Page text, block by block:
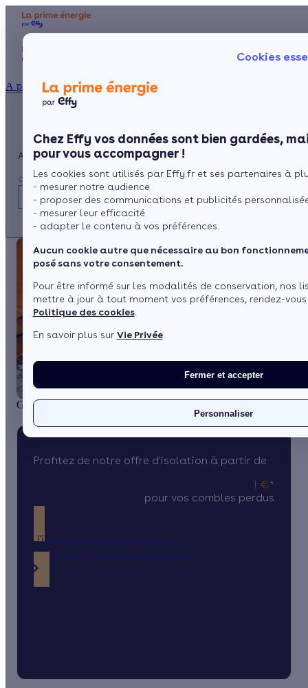
Cookies
Chez Effy vos données sont bien gardées,
pour vous accompagner !
Les cookies sont utilisés par Effy.fr et ses partenaires à
- mesurer notre audience
- proposer des communications et publicités
- mesurer leur efficacité
- adapter le contenu à vos préférences.
Aucun cookie autre que nécessaire au bon
posé sans votre consentement.
Pour être informé sur les modalités de conservation, nos
mettre à jour à tout moment vos préférences, rendez-
Politique des cookies.
En savoir plus sur Vie Privée.
Fermer et accepter
Personnaliser
À propos
3456
Aides et
Le
Appelez-nous !
du lundi au vendredi - 8h à 19h
3456
Service gratuit
+ prix appel
Guide complet de l'isolation des combles perdus
1 / 5
Profitez de notre offre d'isolation à partir de
1 €*
pour vos combles perdus
J'isole mes combles pour 1 €*
Simulation gratuite en 2 minutes